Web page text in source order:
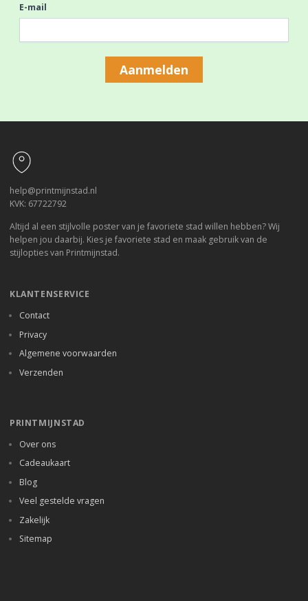
E-mail
Aanmelden
help@printmijnstad.nl
KVK: 67722792
Altijd al een stijlvolle poster van je favoriete stad willen hebben? Wij
helpen jou daarbij. Kies je favoriete stad en maak gebruik van de
stijlopties van Printmijnstad.
KLANTENSERVICE
Contact
Privacy
Algemene voorwaarden
Verzenden
PRINTMIJNSTAD
Over ons
Cadeaukaart
Blog
Veel gestelde vragen
Zakelijk
Sitemap